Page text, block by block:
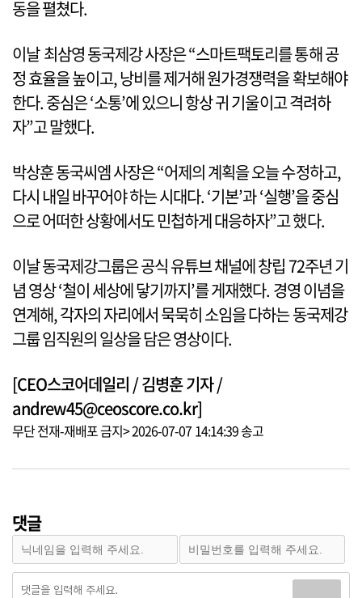
동을 펼쳤다.
이날 최삼영 동국제강 사장은 “스마트팩토리를 통해 공
정 효율을 높이고, 낭비를 제거해 원가경쟁력을 확보해야
한다. 중심은 ‘소통’에 있으니 항상 귀 기울이고 격려하
자”고 말했다.
박상훈 동국씨엠 사장은 “어제의 계획을 오늘 수정하고,
다시 내일 바꾸어야 하는 시대다. ‘기본’과 ‘실행’을 중심
으로 어떠한 상황에서도 민첩하게 대응하자”고 했다.
이날 동국제강그룹은 공식 유튜브 채널에 창립 72주년 기
념 영상 ‘철이 세상에 닿기까지’를 게재했다. 경영 이념을
연계해, 각자의 자리에서 묵묵히 소임을 다하는 동국제강
그룹 임직원의 일상을 담은 영상이다.
[CEO스코어데일리 / 김병훈 기자 /
andrew45@ceoscore.co.kr]
무단 전재-재배포 금지> 2026-07-07 14:14:39 송고
댓글